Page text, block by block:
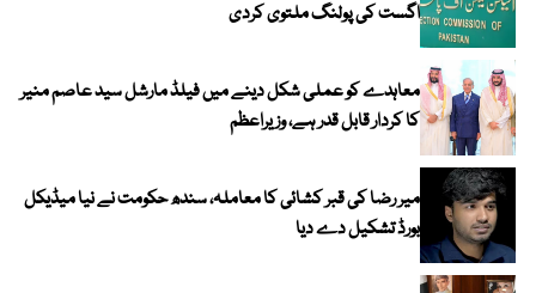
اگست کی پولنگ ملتوی کردی
معاہدے کو عملی شکل دینے میں فیلڈ مارشل سید عاصم منیر
کا کردار قابل قدر ہے، وزیراعظم
میر رضا کی قبر کشائی کا معاملہ، سندھ حکومت نے نیا میڈیکل
بورڈ تشکیل دے دیا